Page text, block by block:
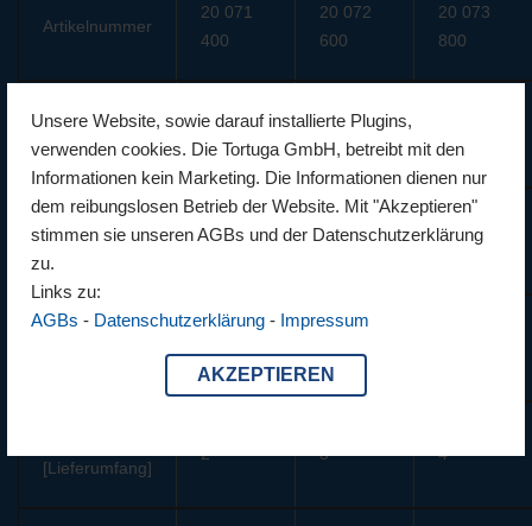
Unsere Website, sowie darauf installierte Plugins,
verwenden cookies. Die Tortuga GmbH, betreibt mit den
Informationen kein Marketing. Die Informationen dienen nur
dem reibungslosen Betrieb der Website. Mit "Akzeptieren"
stimmen sie unseren AGBs und der Datenschutzerklärung
zu.
Links zu:
AGBs - Datenschutzerklärung - Impressum
AKZEPTIEREN
Artikelnummer
20 071
400
20 072
600
20 073
800
Dimensionen
[cm]
400 x
590
600 x
590
590
Mittelhöhe
300 300 300
Seitenhöhe
[Lieferumfang]
2 3 4